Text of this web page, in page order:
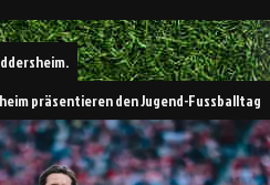
präsentieren den Jugend-Fussballtag